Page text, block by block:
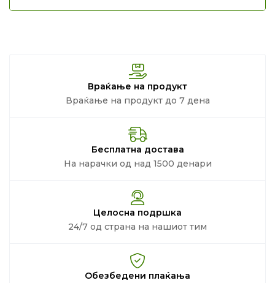
Враќање на продукт
Враќање на продукт до 7 дена
Бесплатна достава
На нарачки од над 1500 денари
Целосна подршка
24/7 од страна на нашиот тим
Обезбедени плаќања